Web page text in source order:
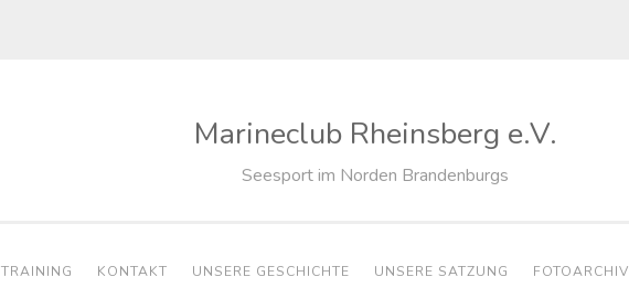
Marineclub Rheinsberg e.V.
Seesport im Norden Brandenburgs
TRAINING KONTAKT UNSERE GESCHICHTE UNSERE SATZUNG FOTOARCHIV